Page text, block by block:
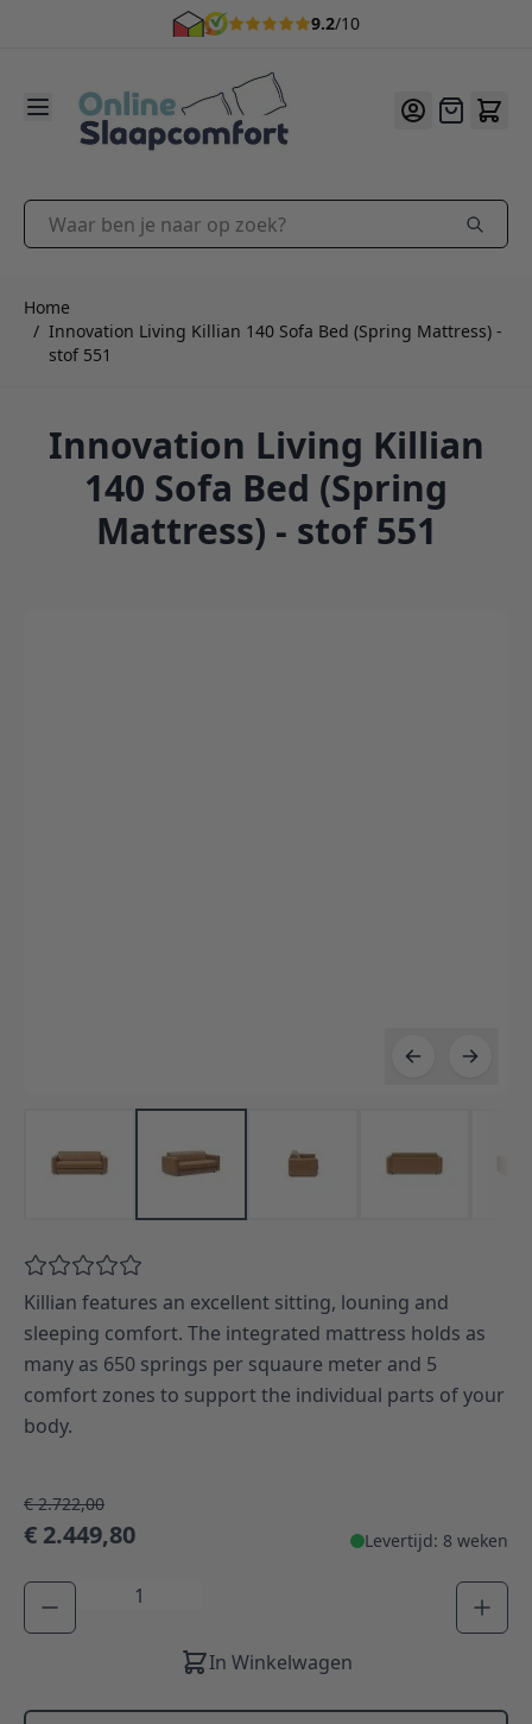
9.2/10
Offerte
Waar ben je naar op zoek?
Home
/ Innovation Living Killian 140 Sofa Bed (Spring Mattress) -
stof 551
Innovation Living Killian
140 Sofa Bed (Spring
Mattress) - stof 551
Killian features an excellent sitting, louning and
sleeping comfort. The integrated mattress holds as
many as 650 springs per squaure meter and 5
comfort zones to support the individual parts of your
body.
€ 2.722,00
€ 2.449,80 Levertijd: 8 weken
Aantal
In Winkelwagen